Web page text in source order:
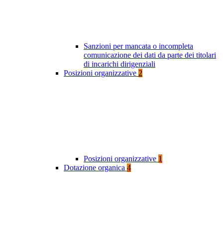
Sanzioni per mancata o incompleta
comunicazione dei dati da parte dei titolari
di incarichi dirigenziali
Posizioni organizzative 2
Posizioni organizzative 1
Dotazione organica 4